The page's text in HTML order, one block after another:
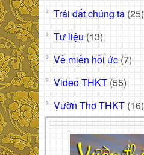
Trái đất chúng ta (25)
Tư liệu (13)
Về miền hồi ức (7)
Video THKT (55)
Vườn Thơ THKT (16)